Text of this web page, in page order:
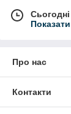
Про нас
Контакти